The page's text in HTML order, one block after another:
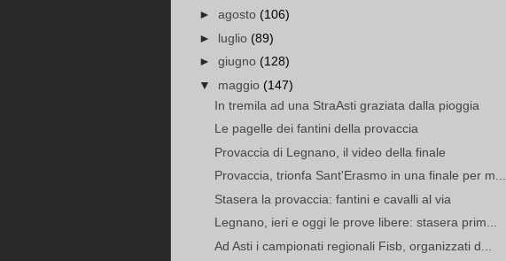
► agosto (106)
► luglio (89)
► giugno (128)
▼ maggio (147)
In tremila ad una StraAsti graziata dalla pioggia
Le pagelle dei fantini della provaccia
Provaccia di Legnano, il video della finale
Provaccia, trionfa Sant'Erasmo in una finale per m...
Stasera la provaccia: fantini e cavalli al via
Legnano, ieri e oggi le prove libere: stasera prim...
Ad Asti i campionati regionali Fisb, organizzati d...